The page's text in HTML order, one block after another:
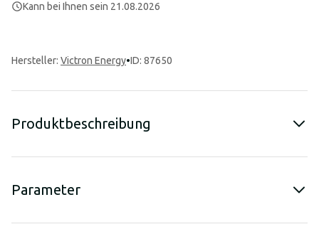
Kann bei Ihnen sein 21.08.2026
Hersteller: Victron Energy•ID: 87650
Produktbeschreibung
Parameter